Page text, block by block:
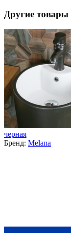
Другие товары
черная
Бренд: Melana